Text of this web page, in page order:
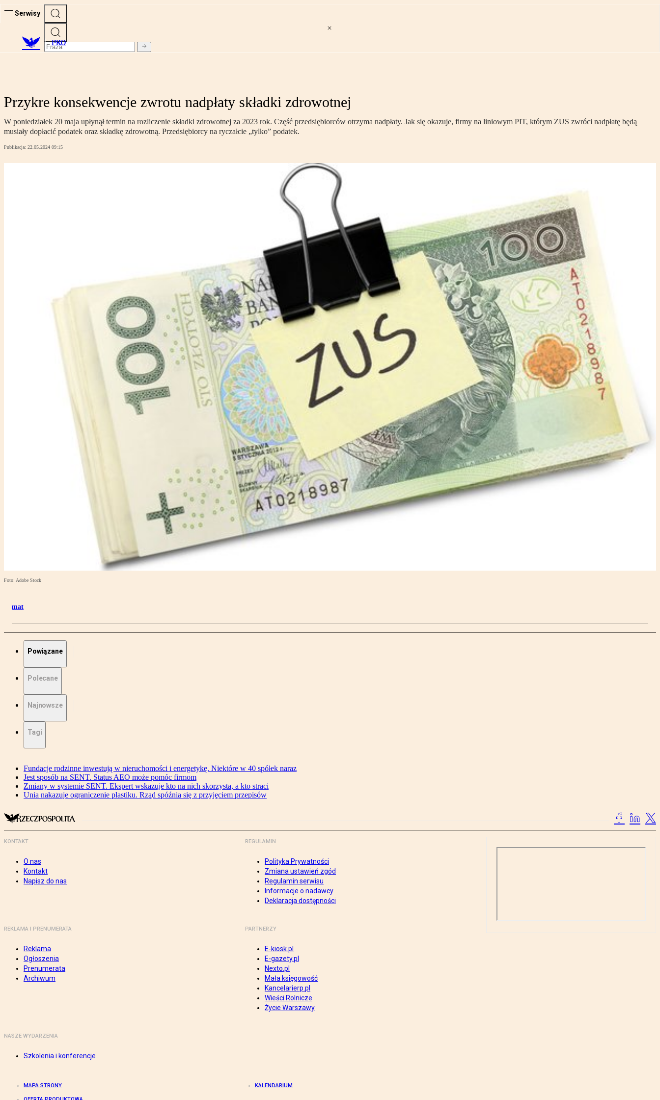
Serwisy
PRO
Przykre konsekwencje zwrotu nadpłaty składki zdrowotnej
W poniedziałek 20 maja upłynął termin na rozliczenie składki zdrowotnej za 2023 rok. Część przedsiębiorców otrzyma nadpłaty. Jak się okazuje, firmy na liniowym PIT, którym ZUS zwróci nadpłatę będą
musiały dopłacić podatek oraz składkę zdrowotną. Przedsiębiorcy na ryczałcie „tylko” podatek.
Publikacja: 22.05.2024 09:15
Foto: Adobe Stock
mat
Powiązane
Polecane
Najnowsze
Tagi
Fundacje rodzinne inwestują w nieruchomości i energetykę. Niektóre w 40 spółek naraz
Jest sposób na SENT. Status AEO może pomóc firmom
Zmiany w systemie SENT. Ekspert wskazuje kto na nich skorzysta, a kto straci
Unia nakazuje ograniczenie plastiku. Rząd spóźnia się z przyjęciem przepisów
KONTAKT
O nas
Kontakt
Napisz do nas
REGULAMIN
Polityka Prywatności
Zmiana ustawień zgód
Regulamin serwisu
Informacje o nadawcy
Deklaracja dostępności
REKLAMA I PRENUMERATA
Reklama
Ogłoszenia
Prenumerata
Archiwum
PARTNERZY
E-kiosk.pl
E-gazety.pl
Nexto.pl
Mała księgowość
Kancelarierp.pl
Wieści Rolnicze
Życie Warszawy
NASZE WYDARZENIA
Szkolenia i konferencje
MAPA STRONY KALENDARIUM